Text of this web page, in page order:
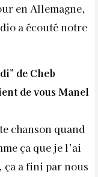
en Allemagne,
a écouté notre
de Cheb
de vous Manel
chanson quand
ça que je l’ai
ça a fini par nous